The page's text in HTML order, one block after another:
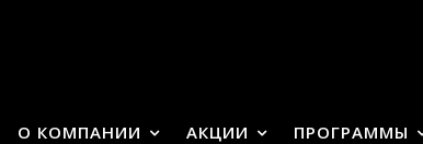
О КОМПАНИИ АКЦИИ ПРОГРАММЫ